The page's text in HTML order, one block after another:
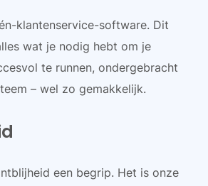
klantenservice-software. Dit
wat je nodig hebt om je
te runnen, ondergebracht
– wel zo gemakkelijk.
een begrip. Het is onze